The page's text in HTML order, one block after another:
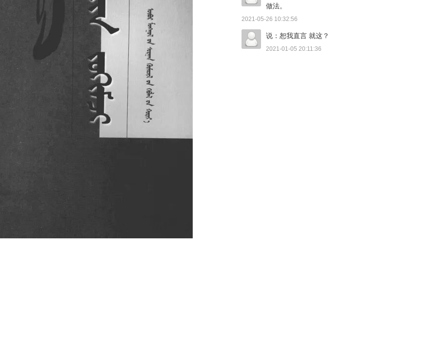
做法。
2021-05-26 10:32:56
说：恕我直言 就这？
2021-01-05 20:11:36